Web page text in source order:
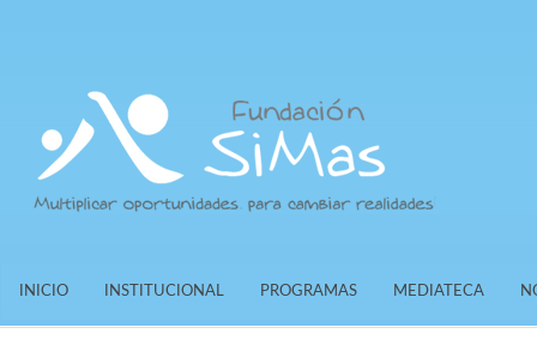
INICIO INSTITUCIONAL PROGRAMAS MEDIATECA